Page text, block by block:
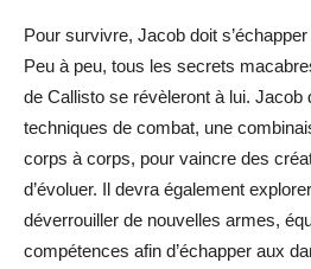
Pour survivre, Jacob doit
Peu à peu, tous les secrets
de Callisto se révèleront à lui. Jacob
techniques de combat, une
corps à corps, pour vaincre des
d’évoluer. Il devra également
déverrouiller de nouvelles armes,
compétences afin d’échapper aux